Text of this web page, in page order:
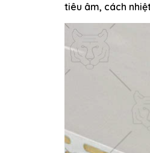
tiêu âm, cách